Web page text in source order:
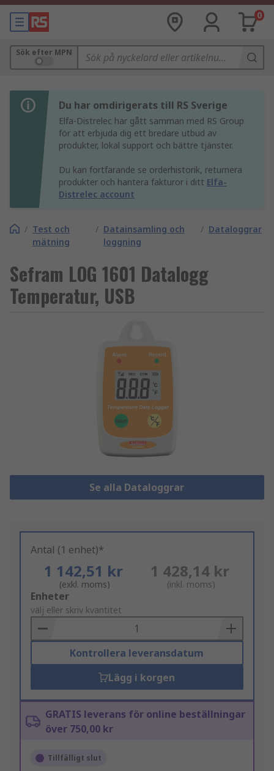
0
Sök efter MPN
Du har omdirigerats till RS Sverige
Elfa-Distrelec har gått samman med RS Group
för att erbjuda dig ett bredare utbud av
produkter, lokal support och bättre tjänster.
Du kan fortfarande se orderhistorik, returnera
produkter och hantera fakturor i ditt Elfa-
Distrelec account
/ Test och
mätning
/ Datainsamling och
loggning
/ Dataloggrar
Sefram LOG 1601 Datalogg
Temperatur, USB
Se alla Dataloggrar
Antal (1 enhet)*
1 142,51 kr
(exkl. moms)
1 428,14 kr
(inkl. moms)
Add
to
Basket
Enheter
välj eller skriv kvantitet
Kontrollera leveransdatum
Lägg i korgen
GRATIS leverans för online beställningar
över 750,00 kr
Tillfälligt slut